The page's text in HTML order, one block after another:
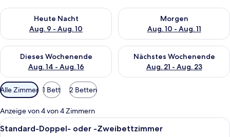
Heute Nacht
Aug. 9 - Aug. 10
Überprüfe die Verfügbarkeit für heute Nacht, Aug. 9 - Aug.
Morgen
Aug. 10 - Aug. 11
Überprüfe die Verfügbarkeit
Dieses Wochenende
Aug. 14 - Aug. 16
Überprüfe die Verfügbarkeit für dieses Wochenende, Aug. 14
Nächstes Wochenende
Aug. 21 - Aug. 23
Überprüfe die Verfügbarkeit
Verfügbare
Filter
für
Zimmer
Alle Zimmer 1 Bett 2 Betten
Anzeige von 4 von 4 Zimmern
Alle
Ein Hotelzimmer mit Bett,
7
Standard-Doppel- oder -Zweibettzimmer